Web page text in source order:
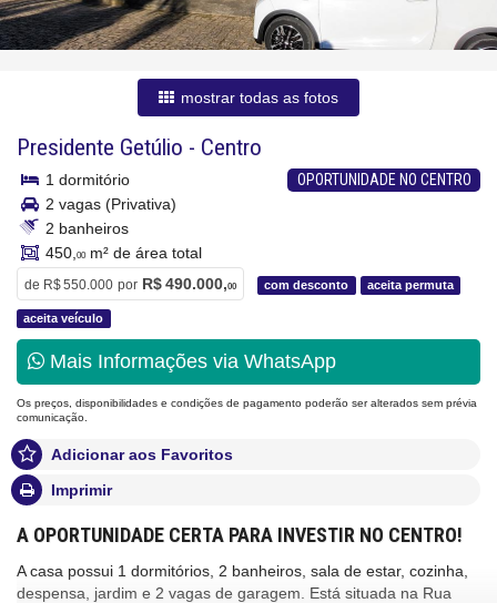
mostrar todas as fotos
Presidente Getúlio - Centro
OPORTUNIDADE NO CENTRO
1 dormitório
2 vagas (Privativa)
2 banheiros
450, 00m² de área total
de R$ 550.000 por R$ 490.000,00 com desconto aceita permuta
aceita veículo
Mais Informações via WhatsApp
Os preços, disponibilidades e condições de pagamento poderão ser alterados sem prévia
comunicação.
Adicionar aos Favoritos
Imprimir
A OPORTUNIDADE CERTA PARA INVESTIR NO CENTRO!
A casa possui 1 dormitórios, 2 banheiros, sala de estar, cozinha,
despensa, jardim e 2 vagas de garagem. Está situada na Rua